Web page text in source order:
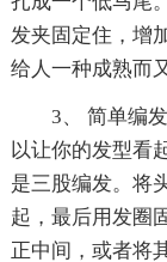
发夹固定住，增
给人一种成熟而
3、 简单编
以让你的发型看
是三股编发。将
起，最后用发圈
正中间，或者将